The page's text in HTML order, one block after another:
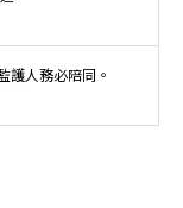
護人務必陪同。